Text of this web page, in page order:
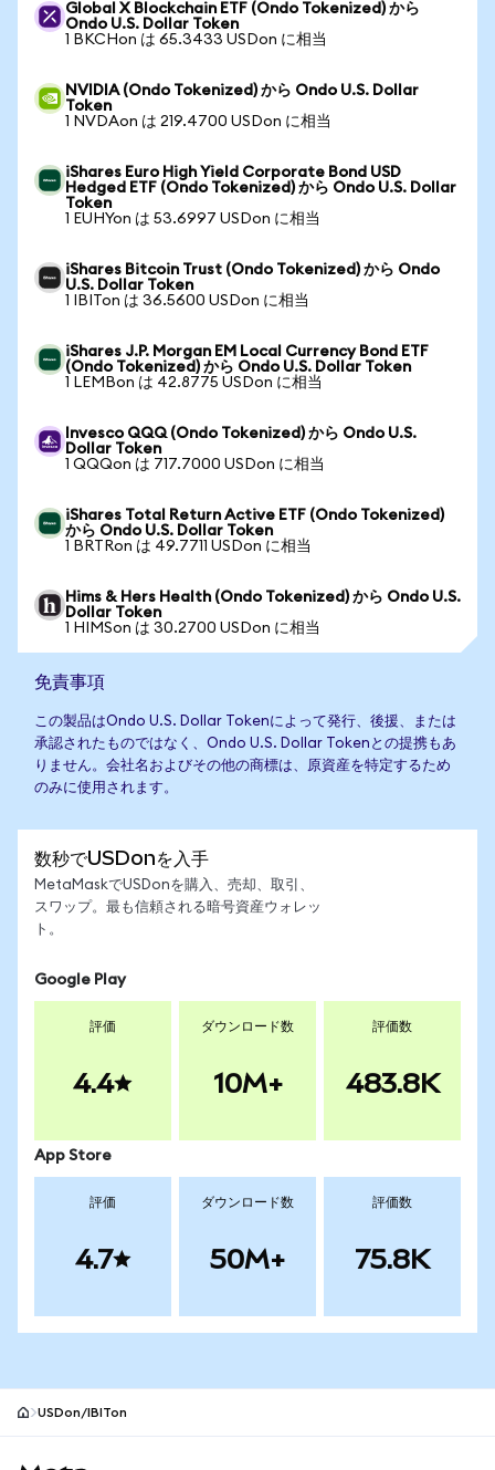
Global X Blockchain ETF (Ondo Tokenized) から
Ondo U.S. Dollar Token
1 BKCHon は 65.3433 USDon に相当
NVIDIA (Ondo Tokenized) から Ondo U.S. Dollar
Token
1 NVDAon は 219.4700 USDon に相当
iShares Euro High Yield Corporate Bond USD
Hedged ETF (Ondo Tokenized) から Ondo U.S. Dollar
Token
1 EUHYon は 53.6997 USDon に相当
iShares Bitcoin Trust (Ondo Tokenized) から Ondo
U.S. Dollar Token
1 IBITon は 36.5600 USDon に相当
iShares J.P. Morgan EM Local Currency Bond ETF
(Ondo Tokenized) から Ondo U.S. Dollar Token
1 LEMBon は 42.8775 USDon に相当
Invesco QQQ (Ondo Tokenized) から Ondo U.S.
Dollar Token
1 QQQon は 717.7000 USDon に相当
iShares Total Return Active ETF (Ondo Tokenized)
から Ondo U.S. Dollar Token
1 BRTRon は 49.7711 USDon に相当
Hims & Hers Health (Ondo Tokenized) から Ondo U.S.
Dollar Token
1 HIMSon は 30.2700 USDon に相当
免責事項
この製品はOndo U.S. Dollar Tokenによって発行、後援、または
承認されたものではなく、Ondo U.S. Dollar Tokenとの提携もあ
りません。会社名およびその他の商標は、原資産を特定するため
のみに使用されます。
数秒でUSDonを入手
MetaMaskでUSDonを購入、売却、取引、
スワップ。最も信頼される暗号資産ウォレッ
ト。
Google Play
評価
4.4
ダウンロード数
10M+
評価数
483.8K
App Store
評価
4.7
ダウンロード数
50M+
評価数
75.8K
USDon/IBITon